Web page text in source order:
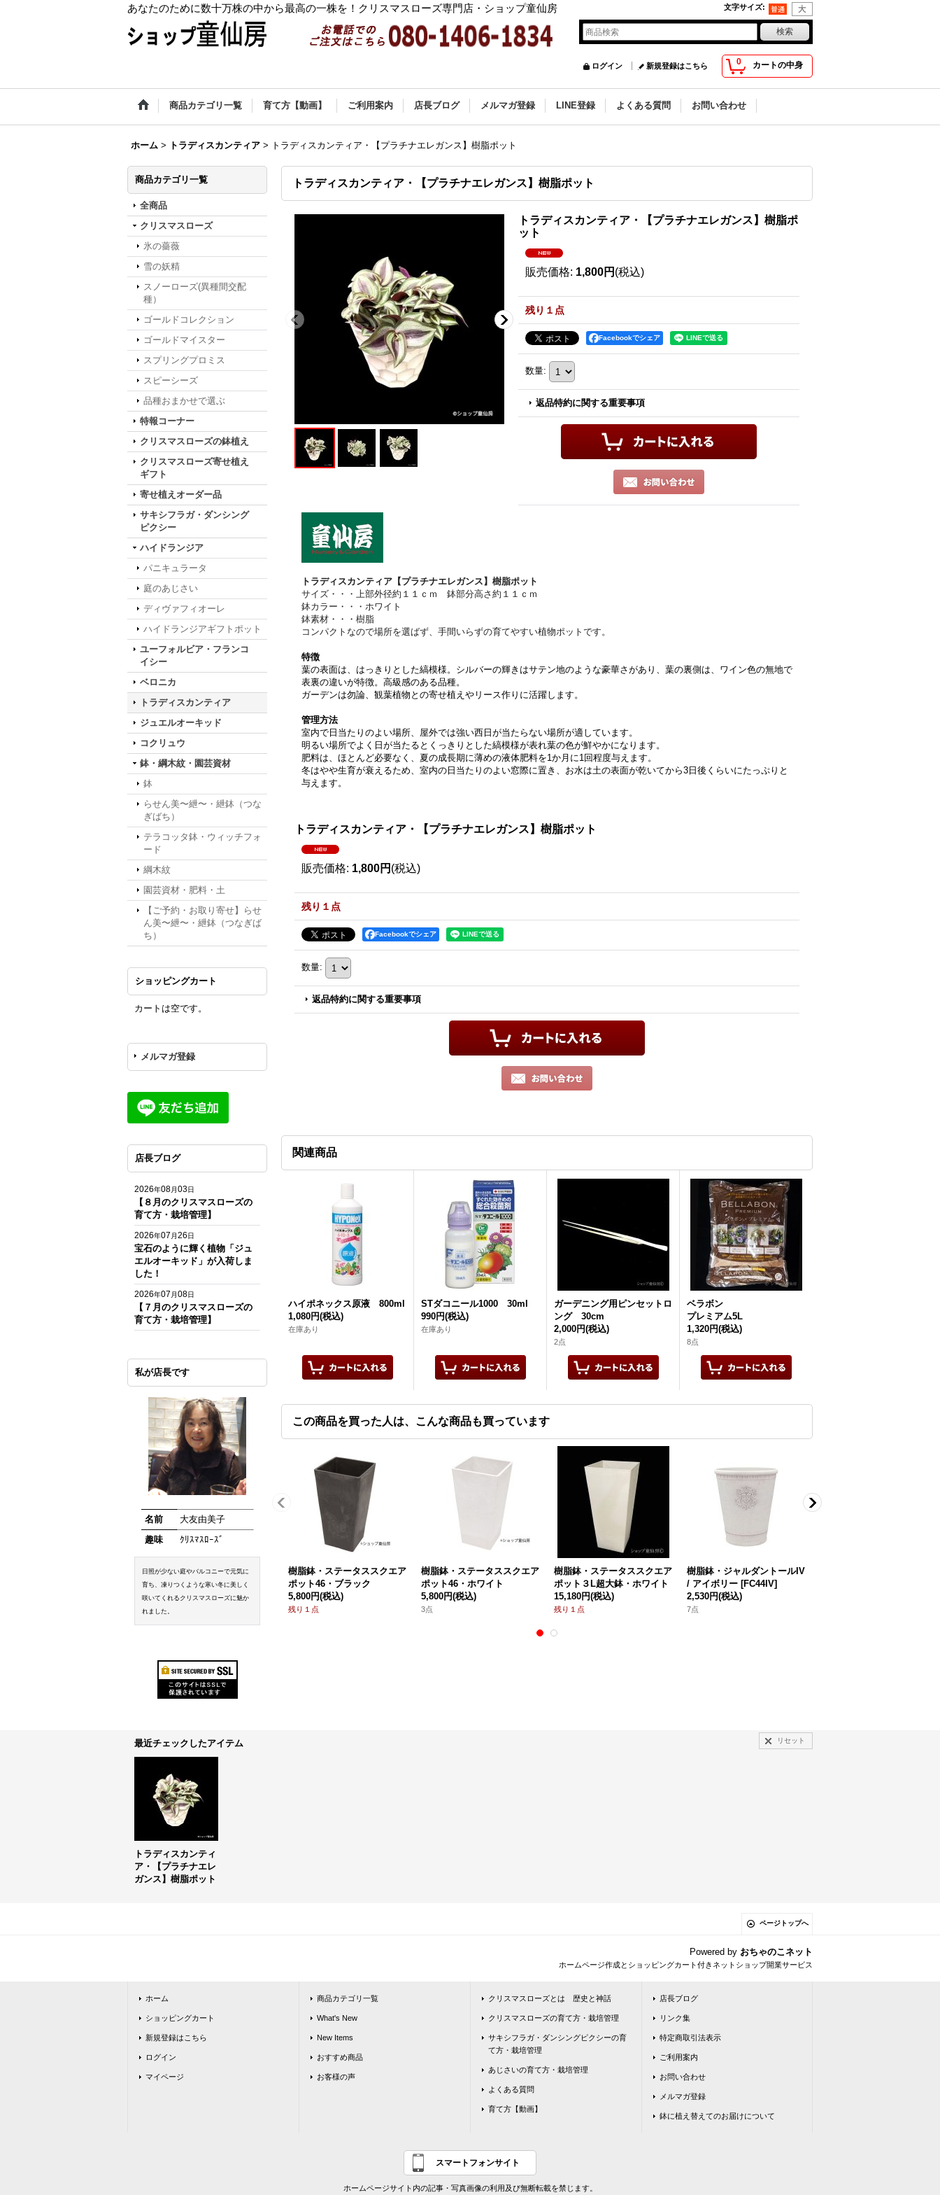
あなたのために数十万株の中から最高の一株を！クリスマスローズ専門店・ショップ童仙房 文字サイズ:
0 カートの中身
ログイン 新規登録はこちら
商品カテゴリ一覧 育て方【動画】 ご利用案内 店長ブログ メルマガ登録 LINE登録 よくある質問 お問い合わせ
ホーム > トラディスカンティア > トラディスカンティア・【プラチナエレガンス】樹脂ポット
商品カテゴリ一覧
全商品
クリスマスローズ
氷の薔薇
雪の妖精
スノーローズ(異種間交配
種）
ゴールドコレクション
ゴールドマイスター
スプリングプロミス
スピーシーズ
品種おまかせで選ぶ
特報コーナー
クリスマスローズの鉢植え
クリスマスローズ寄せ植え
ギフト
寄せ植えオーダー品
サキシフラガ・ダンシング
ピクシー
ハイドランジア
パニキュラータ
庭のあじさい
ディヴァフィオーレ
ハイドランジアギフトポット
ユーフォルビア・フランコ
イシー
ベロニカ
トラディスカンティア
ジュエルオーキッド
コクリュウ
鉢・綱木紋・園芸資材
鉢
らせん美〜紲〜・紲鉢（つな
ぎばち）
テラコッタ鉢・ウィッチフォ
ード
綱木紋
園芸資材・肥料・土
【ご予約・お取り寄せ】らせ
ん美〜紲〜・紲鉢（つなぎば
ち）
ショッピングカート
カートは空です。
メルマガ登録
店長ブログ
2026年08月03日
【８月のクリスマスローズの
育て方・栽培管理】
2026年07 月26日
宝石のように輝く植物「ジュ
エルオーキッド」が入荷しま
した！
2026年07 月08日
【７月のクリスマスローズの
育て方・栽培管理】
私が店長です
名前
大友由美子
趣味
ｸﾘｽﾏｽﾛｰｽﾞ
日照が少ない庭やバルコニーで元気に
育ち、凍りつくような寒い冬に美しく
咲いてくれるクリスマスローズに魅か
れました。
トラディスカンティア・【プラチナエレガンス】樹脂ポット
トラディスカンティア・【プラチナエレガンス】樹脂ポ
ット
販売価格: 1,800円 (税込)
残り１点
Facebookでシェア
数量:
返品特約に関する重要事項
トラディスカンティア【プラチナエレガンス】樹脂ポット
サイズ・・・上部外径約１１ｃｍ 鉢部分高さ約１１ｃｍ
鉢カラー・・・ホワイト
鉢素材・・・樹脂
コンパクトなので場所を選ばず、手間いらずの育てやすい植物ポットです。
特徴
葉の表面は、はっきりとした縞模様。シルバーの輝きはサテン地のような豪華さがあり、葉の裏側は、ワイン色の無地で
表裏の違いが特徴。高級感のある品種。
ガーデンは勿論、観葉植物との寄せ植えやリース作りに活躍します。
管理方法
室内で日当たりのよい場所、屋外では強い西日が当たらない場所が適しています。
明るい場所でよく日が当たるとくっきりとした縞模様が表れ葉の色が鮮やかになります。
肥料は、ほとんど必要なく、夏の成長期に薄めの液体肥料を1か月に1回程度与えます。
冬はやや生育が衰えるため、室内の日当たりのよい窓際に置き、お水は土の表面が乾いてから3日後くらいにたっぷりと
与えます。
トラディスカンティア・【プラチナエレガンス】樹脂ポット
販売価格: 1,800円 (税込)
残り１点
Facebookでシェア
数量:
返品特約に関する重要事項
関連商品
ハイポネックス原液 800ml
1,080円(税込)
在庫あり
STダコニール1000 30ml
990円(税込)
在庫あり
ガーデニング用ピンセットロ
ング 30cm
2,000円(税込)
2点
ベラボン
プレミアム5L
1,320円(税込)
8点
この商品を買った人は、こんな商品も買っています
樹脂鉢・ステータススクエア
ポット46・ブラック
5,800円(税込)
残り１点
樹脂鉢・ステータススクエア
ポット46・ホワイト
5,800円(税込)
3点
樹脂鉢・ステータススクエア
ポット３L超大鉢・ホワイト
15,180円(税込)
残り１点
樹脂鉢・ジャルダントールIV
/ アイボリー [FC44IV]
2,530円(税込)
7点
最近チェックしたアイテム リセット
トラディスカンティ
ア・【プラチナエレ
ガンス】樹脂ポット
ページトップへ
Powered by おちゃのこネット
ホームページ作成とショッピングカート付きネットショップ開業サービス
ホーム
ショッピングカート
新規登録はこちら
ログイン
マイページ
商品カテゴリ一覧
What's New
New Items
おすすめ商品
お客様の声
クリスマスローズとは 歴史と神話
クリスマスローズの育て方・栽培管理
サキシフラガ・ダンシングピクシーの育
て方・栽培管理
あじさいの育て方・栽培管理
よくある質問
育て方【動画】
店長ブログ
リンク集
特定商取引法表示
ご利用案内
お問い合わせ
メルマガ登録
鉢に植え替えてのお届けについて
スマートフォンサイト
ホームページサイト内の記事・写真画像の利用及び無断転載を禁じます。